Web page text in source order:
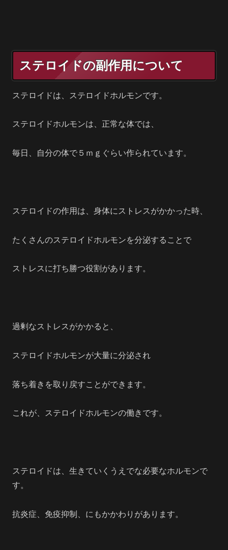
ステロイドの副作用について
ステロイドは、ステロイドホルモンです。
ステロイドホルモンは、正常な体では、
毎日、自分の体で５ｍｇぐらい作られています。
ステロイドの作用は、身体にストレスがかかった時、
たくさんのステロイドホルモンを分泌することで
ストレスに打ち勝つ役割があります。
過剰なストレスがかかると、
ステロイドホルモンが大量に分泌され
落ち着きを取り戻すことができます。
これが、ステロイドホルモンの働きです。
ステロイドは、生きていくうえでな必要なホルモンで
す。
抗炎症、免疫抑制、にもかかわりがあります。